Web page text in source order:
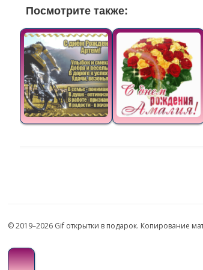
Посмотрите также:
© 2019–2026 Gif открытки в подарок. Копирование